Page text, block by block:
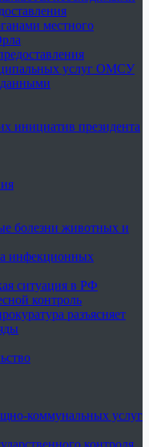
местного
услуг ОМСУ
данными
инициатив президента
болезни животных и
инфекционных
ситуация в РФ
контроль
разъясняет
коммунальных услуг
контроля